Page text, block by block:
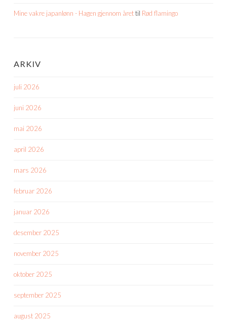
Mine vakre japanlønn - Hagen gjennom årettil Rød flamingo
ARKIV
juli 2026
juni 2026
mai 2026
april 2026
mars 2026
februar 2026
januar 2026
desember 2025
november 2025
oktober 2025
september 2025
august 2025